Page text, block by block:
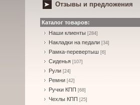
Отзывы и предложения
Каталог товаров:
Наши клиенты [284]
Накладки на педали [34]
Рамка-перевертыш [6]
Сиденья [107]
Рули [24]
Ремни [42]
Ручки КПП [68]
Чехлы КПП [25]